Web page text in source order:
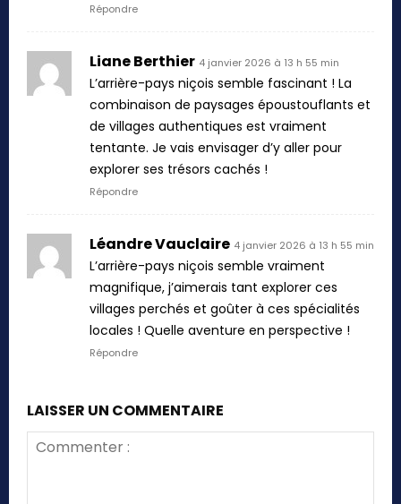
Répondre
Liane Berthier 4 janvier 2026 à 13 h 55 min
L’arrière-pays niçois semble fascinant ! La
combinaison de paysages époustouflants et
de villages authentiques est vraiment
tentante. Je vais envisager d’y aller pour
explorer ses trésors cachés !
Répondre
Léandre Vauclaire 4 janvier 2026 à 13 h 55 min
L’arrière-pays niçois semble vraiment
magnifique, j’aimerais tant explorer ces
villages perchés et goûter à ces spécialités
locales ! Quelle aventure en perspective !
Répondre
LAISSER UN COMMENTAIRE